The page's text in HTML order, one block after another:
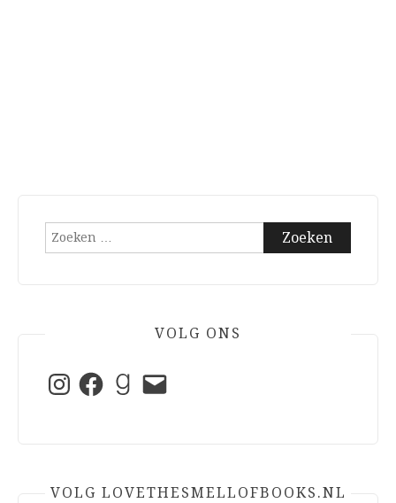
Zoeken
VOLG ONS
InstagramFacebookGoodreads
E-
mail
VOLG LOVETHESMELLOFBOOKS.NL